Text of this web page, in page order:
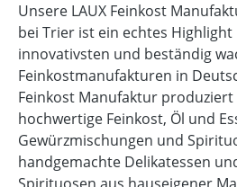
Unsere LAUX Feinkost
bei Trier ist ein echtes
innovativsten und beständig
Feinkostmanufakturen in
Feinkost Manufaktur
hochwertige Feinkost, Öl und
Gewürzmischungen und
handgemachte Delikatessen